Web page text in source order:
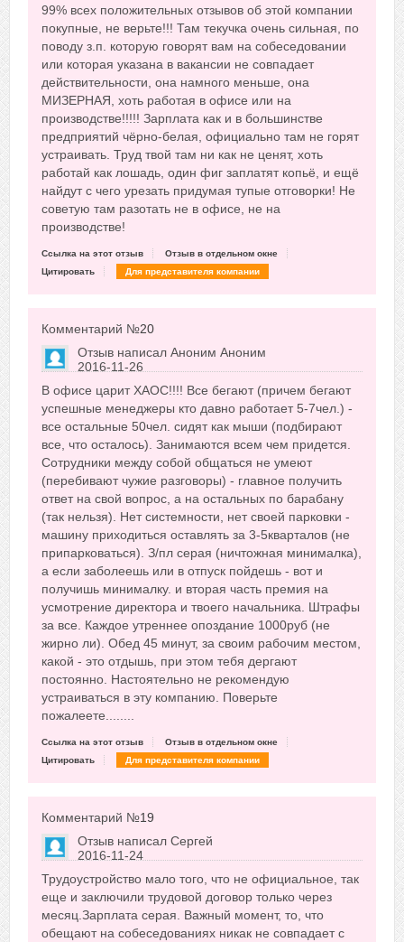
-10
Сказать друзьям об отзыве
99% всех положительных отзывов об этой компании
покупные, не верьте!!! Там текучка очень сильная, по
поводу з.п. которую говорят вам на собеседовании
или которая указана в вакансии не совпадает
действительности, она намного меньше, она
МИЗЕРНАЯ, хоть работая в офисе или на
производстве!!!!! Зарплата как и в большинстве
предприятий чёрно-белая, официально там не горят
устраивать. Труд твой там ни как не ценят, хоть
работай как лошадь, один фиг заплатят копьё, и ещё
найдут с чего урезать придумая тупые отговорки! Не
советую там разотать не в офисе, не на
производстве!
Ссылка на этот отзыв
Отзыв в отдельном окне
Цитировать
Для представителя компании
Комментарий №20
Отзыв написал Аноним Аноним
2016-11-26
+15
Сказать друзьям об отзыве
В офисе царит ХАОС!!!! Все бегают (причем бегают
успешные менеджеры кто давно работает 5-7чел.) -
все остальные 50чел. сидят как мыши (подбирают
все, что осталось). Занимаются всем чем придется.
Сотрудники между собой общаться не умеют
(перебивают чужие разговоры) - главное получить
ответ на свой вопрос, а на остальных по барабану
(так нельзя). Нет системности, нет своей парковки -
машину приходиться оставлять за 3-5кварталов (не
припарковаться). З/пл серая (ничтожная минималка),
а если заболеешь или в отпуск пойдешь - вот и
получишь минималку. и вторая часть премия на
усмотрение директора и твоего начальника. Штрафы
за все. Каждое утреннее опоздание 1000руб (не
жирно ли). Обед 45 минут, за своим рабочим местом,
какой - это отдышь, при этом тебя дергают
постоянно. Настоятельно не рекомендую
устраиваться в эту компанию. Поверьте
пожалеете........
Ссылка на этот отзыв
Отзыв в отдельном окне
Цитировать
Для представителя компании
Комментарий №19
Отзыв написал Сергей
2016-11-24
-2
Сказать друзьям об отзыве
Трудоустройство мало того, что не официальное, так
еще и заключили трудовой договор только через
месяц.Зарплата серая. Важный момент, то, что
обещают на собеседованиях никак не совпадает с